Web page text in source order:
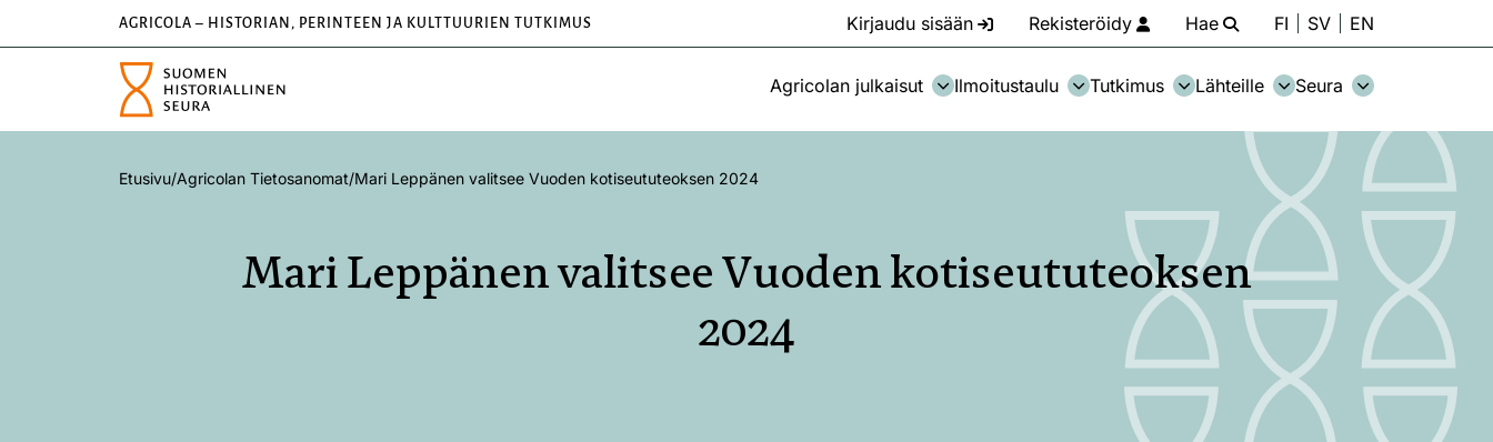
AGRICOLA – HISTORIAN, PERINTEEN JA KULTTUURIEN TUTKIMUS Kirjaudu sisään Rekisteröidy Hae FI SV EN
Agricolan julkaisut Ilmoitustaulu Tutkimus Lähteille Seura
Etusivu/Agricolan Tietosanomat/Mari Leppänen valitsee Vuoden kotiseututeoksen 2024
Mari Leppänen valitsee Vuoden kotiseututeoksen
2024